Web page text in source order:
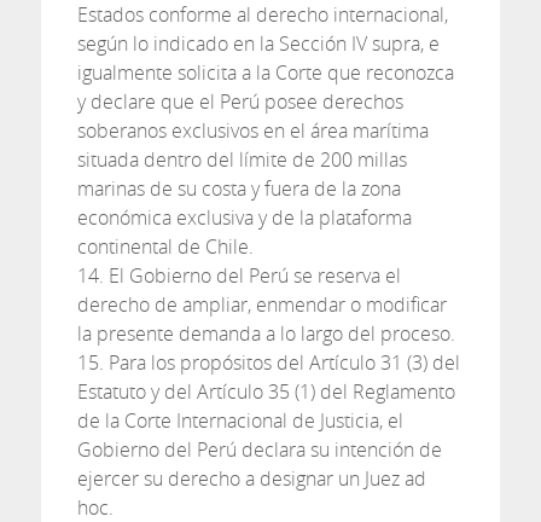
Estados conforme al derecho internacional,
según lo indicado en la Sección IV supra, e
igualmente solicita a la Corte que reconozca
y declare que el Perú posee derechos
soberanos exclusivos en el área marítima
situada dentro del límite de 200 millas
marinas de su costa y fuera de la zona
económica exclusiva y de la plataforma
continental de Chile.
14. El Gobierno del Perú se reserva el
derecho de ampliar, enmendar o modificar
la presente demanda a lo largo del proceso.
15. Para los propósitos del Artículo 31 (3) del
Estatuto y del Artículo 35 (1) del Reglamento
de la Corte Internacional de Justicia, el
Gobierno del Perú declara su intención de
ejercer su derecho a designar un Juez ad
hoc.